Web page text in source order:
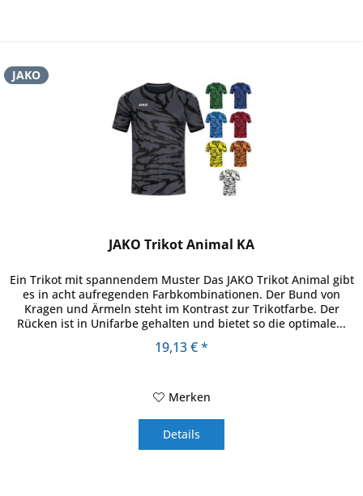
JAKO
JAKO Trikot Animal KA
Ein Trikot mit spannendem Muster Das JAKO Trikot Animal gibt
es in acht aufregenden Farbkombinationen. Der Bund von
Kragen und Ärmeln steht im Kontrast zur Trikotfarbe. Der
Rücken ist in Unifarbe gehalten und bietet so die optimale...
19,13 € *
Merken
Details